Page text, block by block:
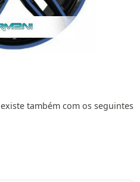
existe também com os seguintes